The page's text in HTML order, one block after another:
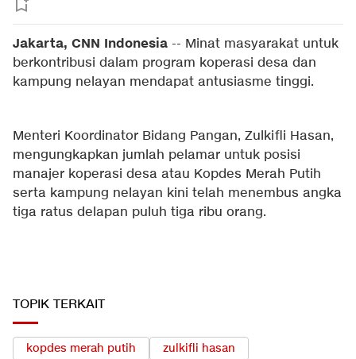
Jakarta, CNN Indonesia -- Minat masyarakat untuk
berkontribusi dalam program koperasi desa dan
kampung nelayan mendapat antusiasme tinggi.
Menteri Koordinator Bidang Pangan, Zulkifli Hasan,
mengungkapkan jumlah pelamar untuk posisi
manajer koperasi desa atau Kopdes Merah Putih
serta kampung nelayan kini telah menembus angka
tiga ratus delapan puluh tiga ribu orang.
TOPIK TERKAIT
kopdes merah putih
zulkifli hasan